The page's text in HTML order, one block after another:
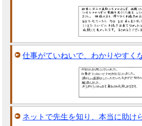
仕事がていねいで、わかりやすく
ネットで先生を知り、本当に助け